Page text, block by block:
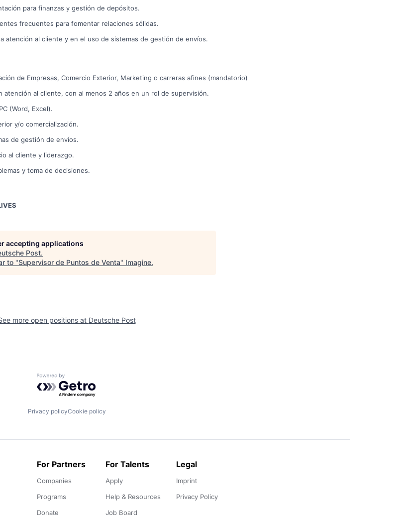
para finanzas y gestión de depósitos.
frecuentes para fomentar relaciones sólidas.
atención al cliente y en el uso de sistemas de gestión de envíos.
de Empresas, Comercio Exterior, Marketing o carreras afines (mandatorio)
atención al cliente, con al menos 2 años en un rol de supervisión.
(Word, Excel).
y/o comercialización.
de gestión de envíos.
al cliente y liderazgo.
y toma de decisiones.
accepting applications
Post.
to "Supervisor de Puntos de Venta" Imagine.
more open positions at Deutsche Post
Powered by Getro.com
Privacy policyCookie policy
For Partners
Companies
Programs
Donate
For Talents
Apply
Help & Resources
Job Board
Legal
Imprint
Privacy Policy